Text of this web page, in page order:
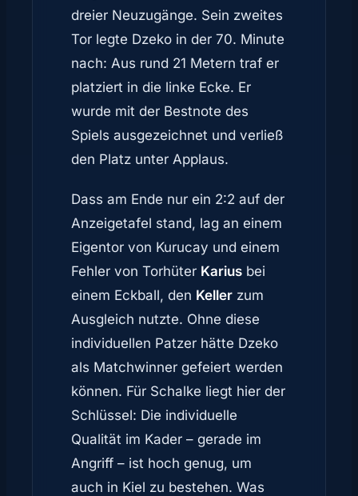
dreier Neuzugänge. Sein zweites
Tor legte Dzeko in der 70. Minute
nach: Aus rund 21 Metern traf er
platziert in die linke Ecke. Er
wurde mit der Bestnote des
Spiels ausgezeichnet und verließ
den Platz unter Applaus.
Dass am Ende nur ein 2:2 auf der
Anzeigetafel stand, lag an einem
Eigentor von Kurucay und einem
Fehler von Torhüter Karius bei
einem Eckball, den Keller zum
Ausgleich nutzte. Ohne diese
individuellen Patzer hätte Dzeko
als Matchwinner gefeiert werden
können. Für Schalke liegt hier der
Schlüssel: Die individuelle
Qualität im Kader – gerade im
Angriff – ist hoch genug, um
auch in Kiel zu bestehen. Was